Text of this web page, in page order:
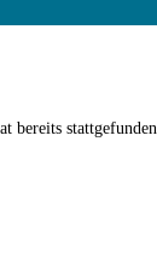
bereits stattgefunden.